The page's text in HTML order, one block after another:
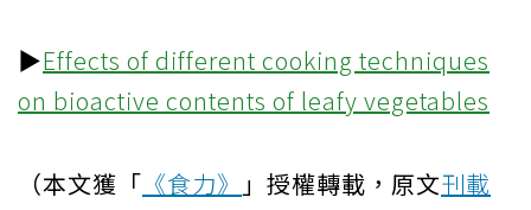
▶Effects of different cooking techniques
on bioactive contents of leafy vegetables
（本文獲「 《食力》 」授權轉載，原文刊載